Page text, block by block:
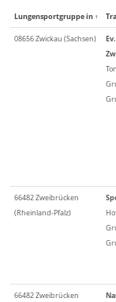
Lungensportgruppe in ↑
08656 Zwickau (Sachsen)
66482 Zweibrücken
(Rheinland-Pfalz)
66482 Zweibrücken